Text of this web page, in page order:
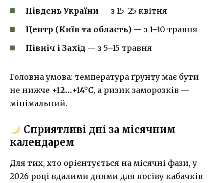
Південь України — з 15–25 квітня
Центр (Київ та область) — з 1–10 травня
Північ і Захід — з 5–15 травня
Головна умова: температура ґрунту має бути
не нижче +12…+14°C, а ризик заморозків —
мінімальний.
Сприятливі дні за місячним
календарем
Для тих, хто орієнтується на місячні фази, у
2026 році вдалими днями для посіву кабачків